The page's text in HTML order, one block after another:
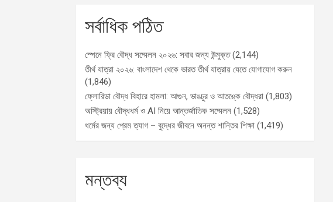
সর্বাধিক পঠিত
স্পেনে ফ্রি বৌদ্ধ সম্মেলন ২০২৬: সবার জন্য উন্মুক্ত (2,144)
তীর্থ যাত্রা ২০২৬: বাংলাদেশ থেকে ভারত তীর্থ যাত্রায় যেতে যোগাযোগ করুন
(1,846)
ফ্লোরিডা বৌদ্ধ বিহারে হামলা: আগুন, ভাঙচুর ও আতঙ্কে বৌদ্ধরা (1,803)
অস্ট্রিয়ায় বৌদ্ধধর্ম ও AI নিয়ে আন্তর্জাতিক সম্মেলন (1,528)
ধর্মের জন্য প্রেম ত্যাগ – বুদ্ধের জীবনে অনন্ত শান্তির শিক্ষা (1,419)
মন্তব্য